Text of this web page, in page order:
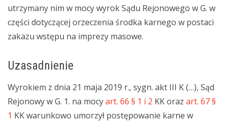
utrzymany nim w mocy wyrok Sądu Rejonowego w G. w
części dotyczącej orzeczenia środka karnego w postaci
zakazu wstępu na imprezy masowe.
Uzasadnienie
Wyrokiem z dnia 21 maja 2019 r., sygn. akt III K (…), Sąd
Rejonowy w G. 1. na mocyart. 66 § 1 i 2 KK oraz art. 67 §
1 KK warunkowo umorzył postępowanie karne w